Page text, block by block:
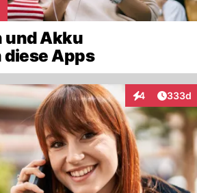
und Akku
Apps
4
Interaktionen
333d